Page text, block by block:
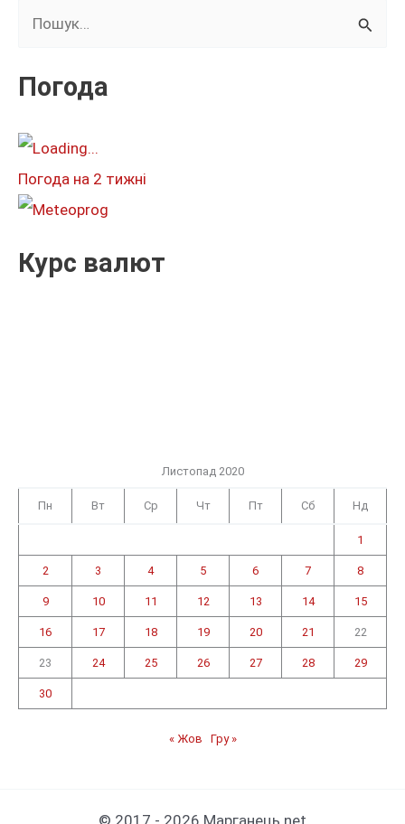
к
т
:
Погода
Погода на 2 тижні
Курс валют
Листопад 2020
Пн Вт Ср Чт Пт Сб Нд
1
2 3 4 5 6 7 8
9 10 11 12 13 14 15
16 17 18 19 20 21 22
23 24 25 26 27 28 29
30
« Жов Гру »
© 2017 - 2026 Марганець.net